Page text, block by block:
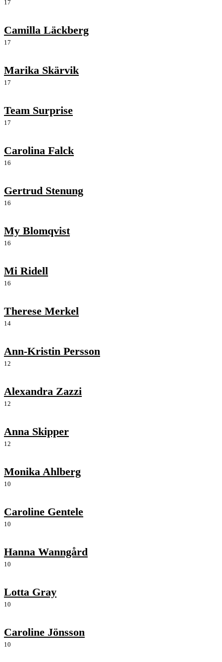
17
Camilla Läckberg
17
Marika Skärvik
17
Team Surprise
17
Carolina Falck
16
Gertrud Stenung
16
My Blomqvist
16
Mi Ridell
16
Therese Merkel
14
Ann-Kristin Persson
12
Alexandra Zazzi
12
Anna Skipper
12
Monika Ahlberg
10
Caroline Gentele
10
Hanna Wanngård
10
Lotta Gray
10
Caroline Jönsson
10